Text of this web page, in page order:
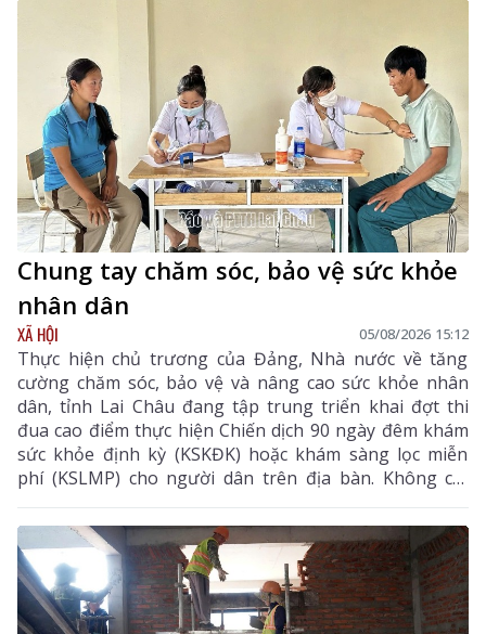
Chung tay chăm sóc, bảo vệ sức khỏe
nhân dân
XÃ HỘI 05/08/2026 15:12
Thực hiện chủ trương của Đảng, Nhà nước về tăng
cường chăm sóc, bảo vệ và nâng cao sức khỏe nhân
dân, tỉnh Lai Châu đang tập trung triển khai đợt thi
đua cao điểm thực hiện Chiến dịch 90 ngày đêm khám
sức khỏe định kỳ (KSKĐK) hoặc khám sàng lọc miễn
phí (KSLMP) cho người dân trên địa bàn. Không chỉ
góp phần phát hiện sớm bệnh tật, nâng cao chất
lượng chăm sóc sức khỏe (CSSK) ban đầu, chương
trình còn lan tỏa tinh thần trách nhiệm, y đức và sự
tận tâm của đội ngũ cán bộ y tế, hướng tới mục tiêu
mọi người dân đều được tiếp cận dịch vụ y tế công
bằng, chất lượng và nhân văn.